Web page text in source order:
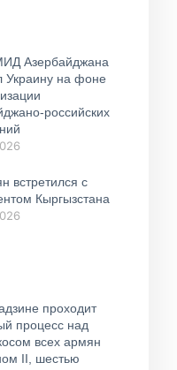
Азербайджана
Украину на фоне
российских
встретился с
Кыргызстана
проходит
процесс над
всех армян
II, шестью